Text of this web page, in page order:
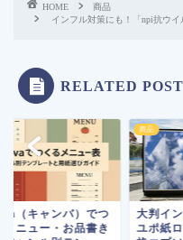
HOME
商品
インフル対策にも！「npi抗ウ
RELATED POST
（キャンバ）でつ
メニュー・お品書き
商品
大判イ
ユポ紙